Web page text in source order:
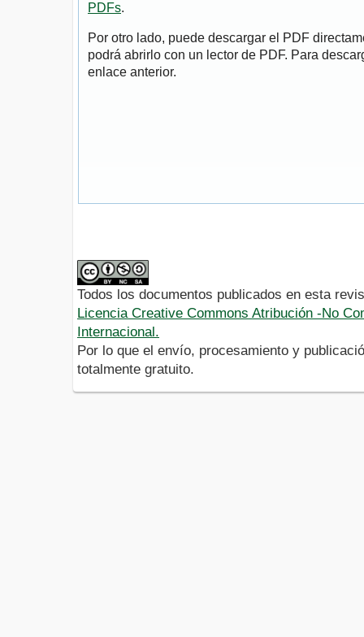
PDFs.
Por otro lado, puede descargar el PDF
podrá abrirlo con un lector de PDF. Para
enlace anterior.
Todos los documentos publicados en esta
Licencia Creative Commons Atribución -No
Internacional.
Por lo que el envío, procesamiento y
totalmente gratuito.